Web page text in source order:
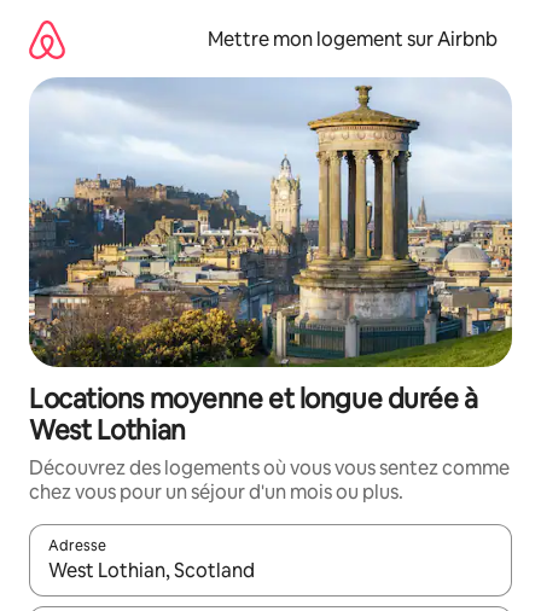
directement
contenu
Mettre mon logement sur Airbnb
Locations moyenne et longue durée à
West Lothian
Découvrez des logements où vous vous sentez comme
chez vous pour un séjour d'un mois ou plus.
Adresse
Lorsque les résultats s'affichent, utilisez les flèches vers le